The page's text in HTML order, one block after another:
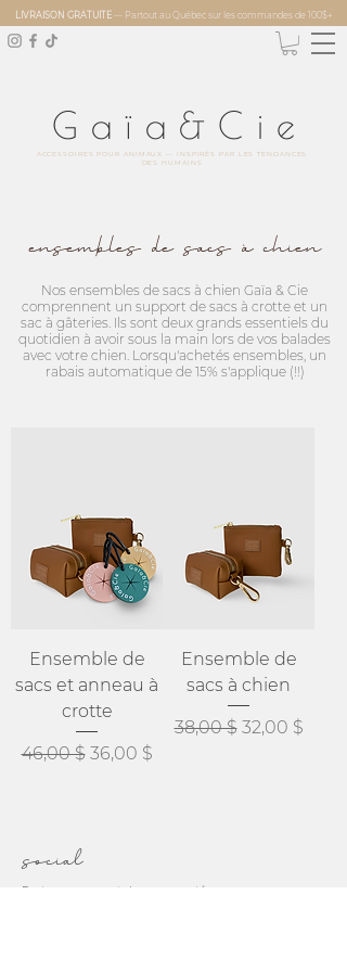
LIVRAISON GRATUITE — Partout au Québec sur les commandes de 100$+
ACCESSOIRES POUR ANIMAUX — INSPIRÉS PAR LES TENDANCES
DES HUMAINS
Gaïa&Ci e
ensembles de sacs à chien
Nos ensembles de sacs à chien Gaïa & Cie
comprennent un support de sacs à crotte et un
sac à gâteries. Ils sont deux grands essentiels du
quotidien à avoir sous la main lors de vos balades
avec votre chien. Lorsqu'achetés ensembles, un
rabais automatique de 15% s'applique (!!)
Ensemble de
sacs et anneau à
crotte
Prix original
46,00 $ Prix promotionnel
36,00 $
Ensemble de
sacs à chien
Prix original
38,00 $ Prix
32,00 $
social
Restez au courant des nouveautés sur